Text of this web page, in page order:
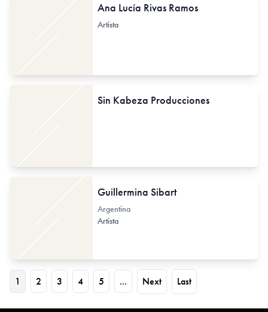
Ana Lucía Rivas Ramos
Artista
Sin Kabeza Producciones
Guillermina Sibart
Argentina
Artista
1 2 3 4 5 ... Next Last